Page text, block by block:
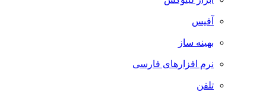
آفیس
بهینه ساز
نرم افزارهای فارسی
تلفن